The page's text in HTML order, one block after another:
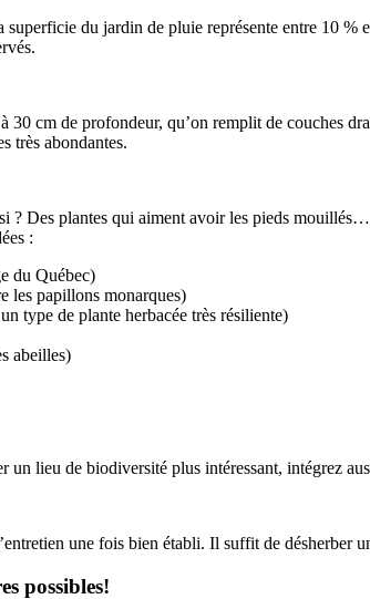
superficie du jardin de pluie représente entre 10
30 cm de profondeur, qu’on remplit de couches
très abondantes.
? Des plantes qui aiment avoir les pieds
:
du Québec)
les papillons monarques)
type de plante herbacée très résiliente)
abeilles)
un lieu de biodiversité plus intéressant, intégrez
une fois bien établi. Il suffit de désherber
possibles!